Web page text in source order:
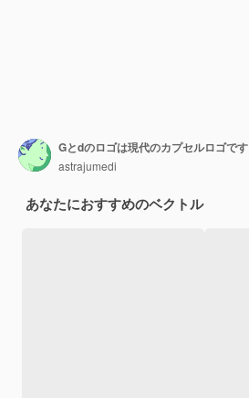
Gとdのロゴは現代のカプセルロゴです
astrajumedi
あなたにおすすめのベクトル